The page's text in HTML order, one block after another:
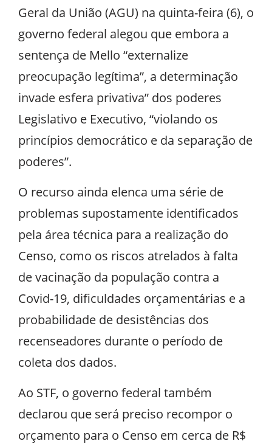
Geral da União (AGU) na quinta-feira (6), o
governo federal alegou que embora a
sentença de Mello “externalize
preocupação legítima”, a determinação
invade esfera privativa” dos poderes
Legislativo e Executivo, “violando os
princípios democrático e da separação de
poderes”.
O recurso ainda elenca uma série de
problemas supostamente identificados
pela área técnica para a realização do
Censo, como os riscos atrelados à falta
de vacinação da população contra a
Covid-19, dificuldades orçamentárias e a
probabilidade de desistências dos
recenseadores durante o período de
coleta dos dados.
Ao STF, o governo federal também
declarou que será preciso recompor o
orçamento para o Censo em cerca de R$